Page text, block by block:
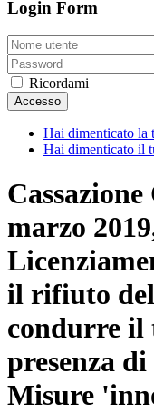
Login Form
Ricordami
Accesso
Hai dimenticato la
Hai dimenticato il
marzo
il rifiuto
condurre il
presenza di
Misure